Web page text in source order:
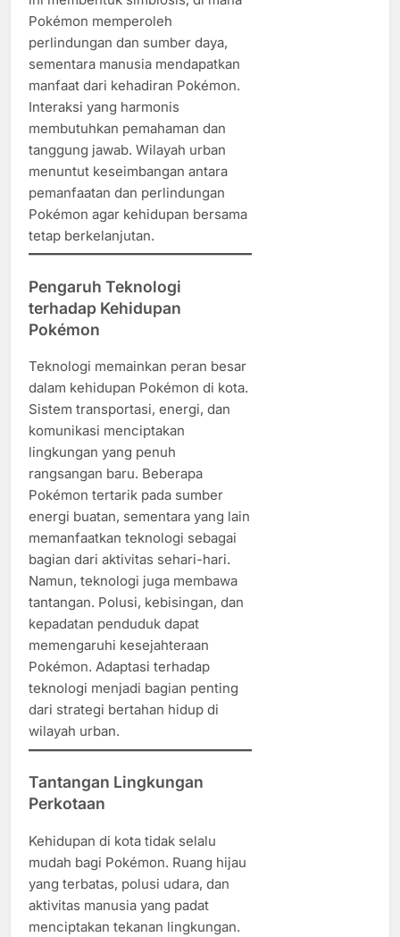
Pokémon memperoleh
perlindungan dan sumber daya,
sementara manusia mendapatkan
manfaat dari kehadiran Pokémon.
Interaksi yang harmonis
membutuhkan pemahaman dan
tanggung jawab. Wilayah urban
menuntut keseimbangan antara
pemanfaatan dan perlindungan
Pokémon agar kehidupan bersama
tetap berkelanjutan.
Pengaruh Teknologi
terhadap Kehidupan
Pokémon
Teknologi memainkan peran besar
dalam kehidupan Pokémon di kota.
Sistem transportasi, energi, dan
komunikasi menciptakan
lingkungan yang penuh
rangsangan baru. Beberapa
Pokémon tertarik pada sumber
energi buatan, sementara yang lain
memanfaatkan teknologi sebagai
bagian dari aktivitas sehari-hari.
Namun, teknologi juga membawa
tantangan. Polusi, kebisingan, dan
kepadatan penduduk dapat
memengaruhi kesejahteraan
Pokémon. Adaptasi terhadap
teknologi menjadi bagian penting
dari strategi bertahan hidup di
wilayah urban.
Tantangan Lingkungan
Perkotaan
Kehidupan di kota tidak selalu
mudah bagi Pokémon. Ruang hijau
yang terbatas, polusi udara, dan
aktivitas manusia yang padat
menciptakan tekanan lingkungan.